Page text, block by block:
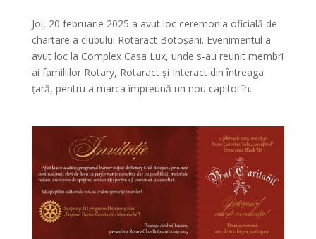
Joi, 20 februarie 2025 a avut loc ceremonia oficială de
chartare a clubului Rotaract Botoșani. Evenimentul a
avut loc la Complex Casa Lux, unde s-au reunit membri
ai familiilor Rotary, Rotaract și Interact din întreaga
țară, pentru a marca împreună un nou capitol în...